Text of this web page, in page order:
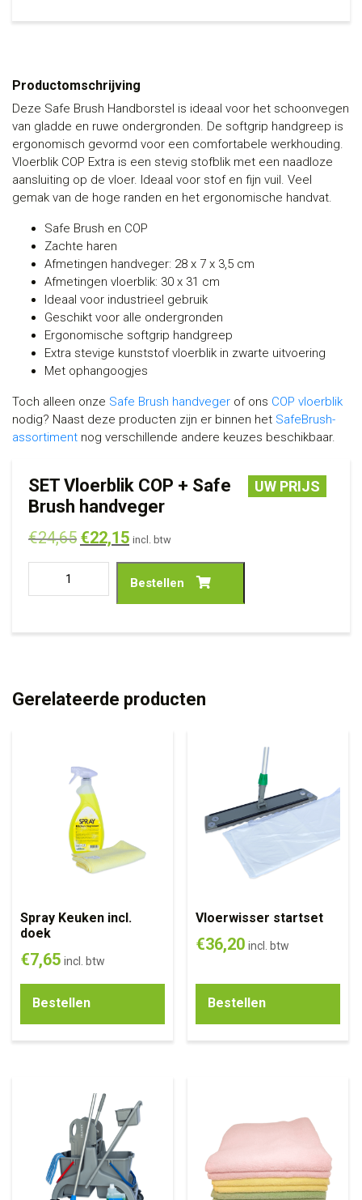
Productomschrijving
Deze Safe Brush Handborstel is ideaal voor het schoonvegen
van gladde en ruwe ondergronden. De softgrip handgreep is
ergonomisch gevormd voor een comfortabele werkhouding.
Vloerblik COP Extra is een stevig stofblik met een naadloze
aansluiting op de vloer. Ideaal voor stof en fijn vuil. Veel
gemak van de hoge randen en het ergonomische handvat.
Safe Brush en COP
Zachte haren
Afmetingen handveger: 28 x 7 x 3,5 cm
Afmetingen vloerblik: 30 x 31 cm
Ideaal voor industrieel gebruik
Geschikt voor alle ondergronden
Ergonomische softgrip handgreep
Extra stevige kunststof vloerblik in zwarte uitvoering
Met ophangoogjes
Toch alleen onze Safe Brush handveger of ons COP vloerblik
nodig? Naast deze producten zijn er binnen het SafeBrush-
assortiment nog verschillende andere keuzes beschikbaar.
UW PRIJS
SET Vloerblik COP + Safe
Brush handveger
€24,65 €22,15 incl. btw
Bestellen
Gerelateerde producten
Spray Keuken incl.
doek
€7,65 incl. btw
Bestellen
Vloerwisser startset
€36,20 incl. btw
Bestellen